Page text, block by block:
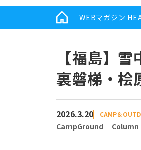
WEBマガジン
【福島】
裏磐梯・桧
2026.3.20 CAMP＆
CampGround Column